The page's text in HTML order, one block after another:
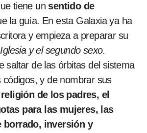
tiene un sentido de
la guía. En esta Galaxia ya ha
y empieza a preparar su
y el segundo sexo.
saltar de las órbitas del sistema
códigos, y de nombrar sus
religión de los padres, el
para las mujeres, las
borrado, inversión y